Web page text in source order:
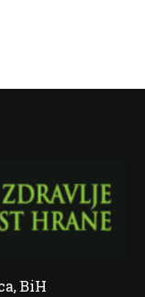
BiH